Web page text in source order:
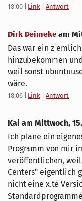
18:00 Link Antwort
Dirk Deimeke am
Das war ein
hinzubekommen
weil sonst
wäre.
18:06 Link Antwort
Kai am Mittwoch,
Ich plane ein
Programm von mir
veröffentlichen,
Centers" eigentlich
nicht eine x.te